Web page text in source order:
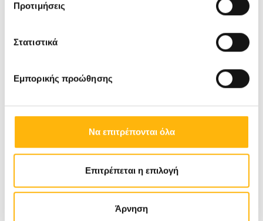
Προτιμήσεις
Στατιστικά
Εμπορικής προώθησης
Να επιτρέπονται όλα
Επιτρέπεται η επιλογή
Άρνηση